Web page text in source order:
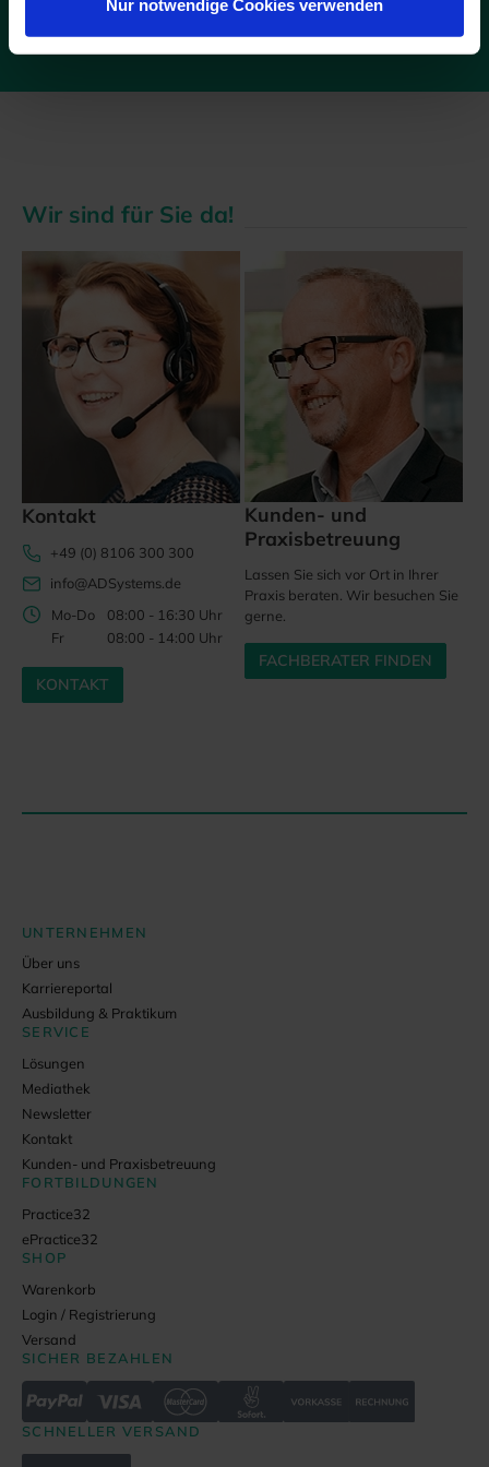
Nur notwendige Cookies verwenden
Wir sind für Sie da!
Kontakt
+49 (0) 8106 300 300
info@ADSystems.de
Mo-Do
08:00 - 16:30 Uhr
Fr
08:00 - 14:00 Uhr
KONTAKT
Kunden- und
Praxisbetreuung
Lassen Sie sich vor Ort in Ihrer
Praxis beraten. Wir besuchen Sie
gerne.
FACHBERATER FINDEN
UNTERNEHMEN
Über uns
Karriereportal
Ausbildung & Praktikum
SERVICE
Lösungen
Mediathek
Newsletter
Kontakt
Kunden- und Praxisbetreuung
FORTBILDUNGEN
Practice32
ePractice32
SHOP
Warenkorb
Login / Registrierung
Versand
SICHER BEZAHLEN
SCHNELLER VERSAND